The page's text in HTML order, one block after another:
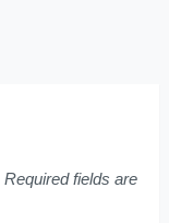
Required fields are